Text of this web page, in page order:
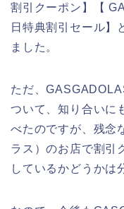
割引クーポン】【
日特典割引セール】
ました。
ただ、
ついて、知り合いに
べたのですが、残念
ラス）のお店で割引
しているかどうかは